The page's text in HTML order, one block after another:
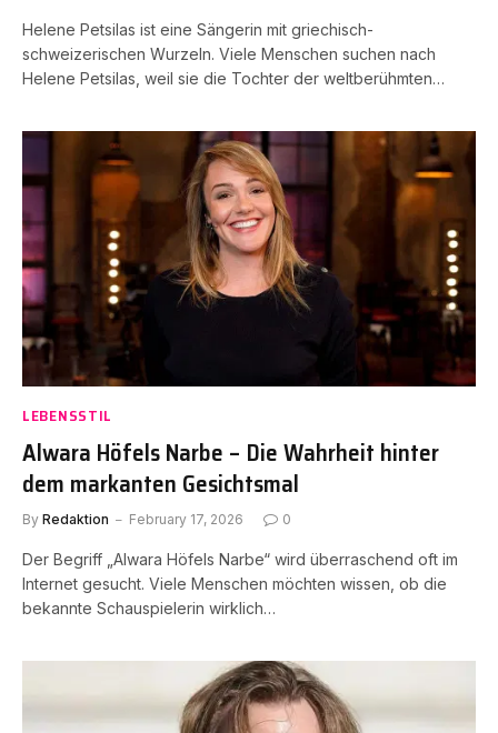
Helene Petsilas ist eine Sängerin mit griechisch-
schweizerischen Wurzeln. Viele Menschen suchen nach
Helene Petsilas, weil sie die Tochter der weltberühmten…
LEBENSSTIL
Alwara Höfels Narbe – Die Wahrheit hinter
dem markanten Gesichtsmal
By Redaktion February 17, 2026 0
Der Begriff „Alwara Höfels Narbe“ wird überraschend oft im
Internet gesucht. Viele Menschen möchten wissen, ob die
bekannte Schauspielerin wirklich…